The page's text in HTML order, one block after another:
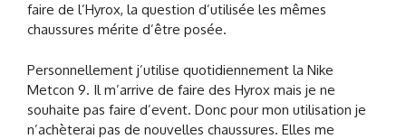
faire de l’Hyrox, la question d’utilisée les mêmes
chaussures mérite d’être posée.
Personnellement j’utilise quotidiennement la Nike
Metcon 9. Il m’arrive de faire des Hyrox mais je ne
souhaite pas faire d’event. Donc pour mon utilisation je
n’achèterai pas de nouvelles chaussures. Elles me